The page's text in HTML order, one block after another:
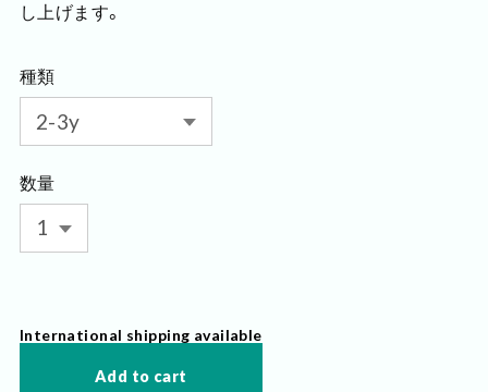
し上げます。
種類
数量
International shipping available
Add to cart